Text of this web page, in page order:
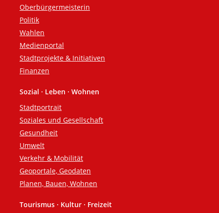
Oberbürgermeisterin
Politik
Wahlen
Medienportal
Stadtprojekte & Initiativen
Finanzen
Sozial · Leben · Wohnen
Stadtportrait
Soziales und Gesellschaft
Gesundheit
Umwelt
Verkehr & Mobilität
Geoportale, Geodaten
Planen, Bauen, Wohnen
Tourismus · Kultur · Freizeit